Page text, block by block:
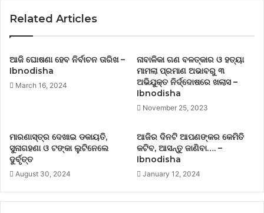
Related Articles
ଆଜି ଘୋଷଣା ହେବ ନିର୍ବାଚନ ତାରିଖ –
Ibnodisha
March 16, 2024
ନାବାଳିକା ଗଣ ବଳତ୍କାର ଓ ହତ୍ୟା
ମାମଲା ପ୍ରମାଣ ଅଭାବରୁ ୩
ଅଭିଯୁକ୍ତ ନିର୍ଦ୍ଦୋଷରେ ଖଲାସ –
Ibnodisha
November 25, 2023
ମାରଣାସ୍ତ୍ର ଦେଖାଇ ଡକାୟତି,
ସୁନାଗହଣା ଓ ଟଙ୍କା ଲୁଟିନେଲେ
ଦୁର୍ବୃତ୍ତ
August 30, 2024
ଆଜିର ଦିନଟି ଆପଣଙ୍କର କେମିତି
କଟିବ, ଆସନ୍ତୁ ଜାଣିବା…. –
Ibnodisha
January 12, 2024